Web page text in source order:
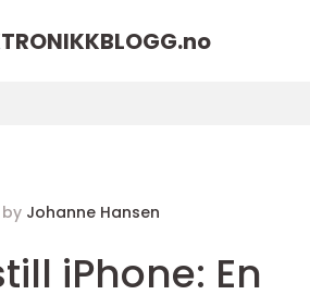
no
by Johanne Hansen
iPhone: En